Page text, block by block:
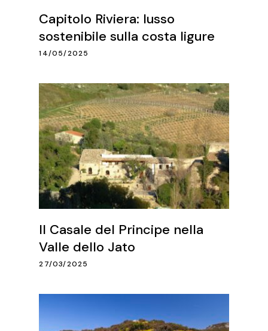
Capitolo Riviera: lusso
sostenibile sulla costa ligure
14/05/2025
Il Casale del Principe nella
Valle dello Jato
27/03/2025